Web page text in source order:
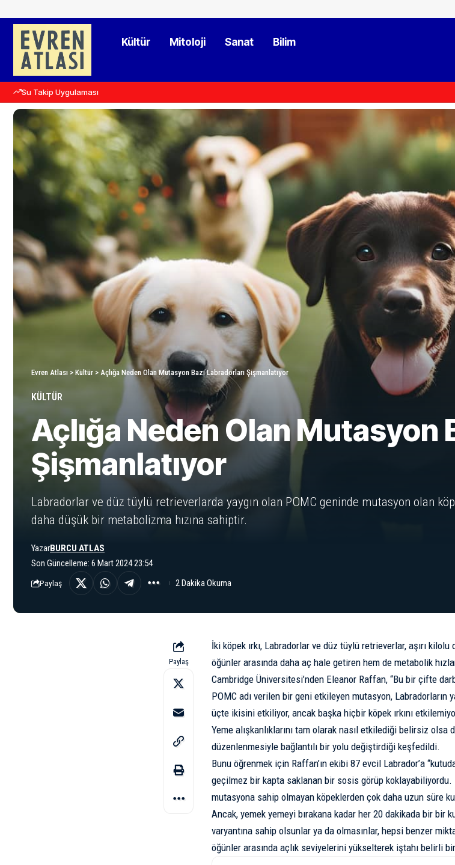
Kültür Mitoloji Sanat Bilim
Su Takip Uygulaması
Evren Atlası > Kültür > Açlığa Neden Olan Mutasyon Bazı Labradorları Şişmanlatıyor
KÜLTÜR
Açlığa Neden Olan Mutasyon
Şişmanlatıyor
Labradorlar ve düz tüylü retrieverlarda yaygın olan POMC geninde mutasyon olan
daha düşük bir metabolizma hızına sahiptir.
Son Güncelleme: 6 Mart 2024 23:54
YazarBURCU ATLAS
Paylaş 2 Dakika Okuma
Paylaş
İki köpek ırkı, Labradorlar ve düz tüylü retrieverlar, aşırı
öğünler arasında daha aç hale getiren hem de metabolik
Cambridge Üniversitesi’nden Eleanor Raffan, “Bu bir çifte
POMC adı verilen bir geni etkileyen mutasyon,
üçte ikisini etkiliyor, ancak başka hiçbir köpek ırkını
Yeme alışkanlıklarını tam olarak nasıl etkilediği belirsiz olsa
düzenlenmesiyle bağlantılı bir yolu değiştirdiği keşfedildi.
Bunu öğrenmek için Raffan’ın ekibi 87 evcil Labrador’a
geçilmez bir kapta saklanan bir sosis görüp koklayabiliyordu.
mutasyona sahip olmayan köpeklerden çok daha uzun süre
Ancak, yemek yemeyi bırakana kadar her 20 dakikada bir bir
varyantına sahip olsunlar ya da olmasınlar, hepsi benzer
öğünler arasında açlık seviyelerini yükselterek iştahı belirli